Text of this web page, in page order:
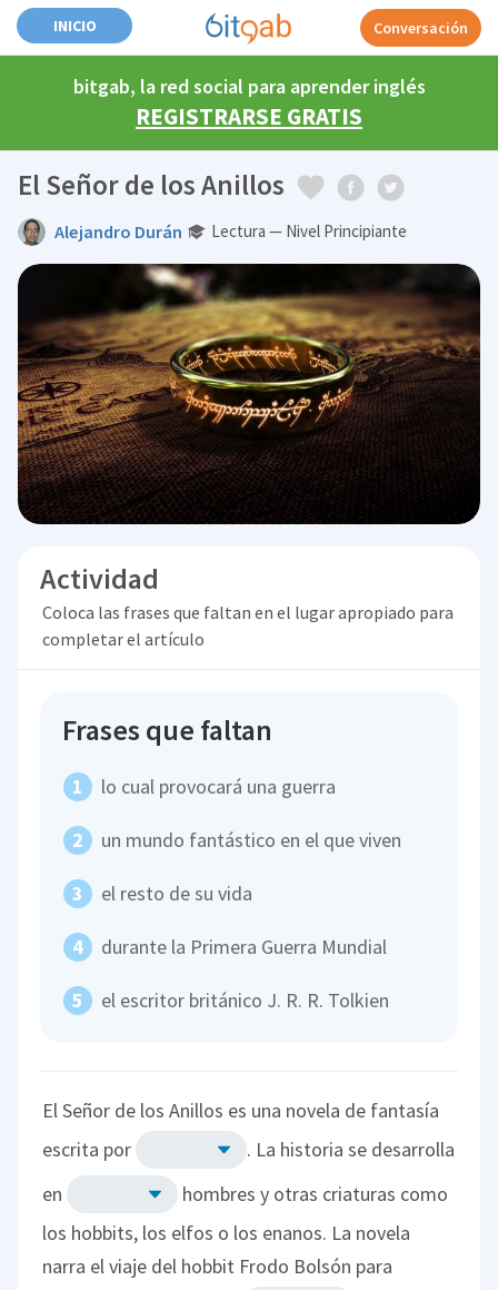
INICIO Conversación
bitgab, la red social para aprender inglés
REGISTRARSE GRATIS
El Señor de los Anillos
Alejandro Durán Lectura — Nivel Principiante
Actividad
Coloca las frases que faltan en el lugar apropiado para
completar el artículo
Frases que faltan
lo cual provocará una guerra
un mundo fantástico en el que viven
el resto de su vida
durante la Primera Guerra Mundial
el escritor británico J. R. R. Tolkien
El Señor de los Anillos es una novela de fantasía
escrita por
. La historia se desarrolla
en
hombres y otras criaturas como
los hobbits, los elfos o los enanos. La novela
narra el viaje del hobbit Frodo Bolsón para